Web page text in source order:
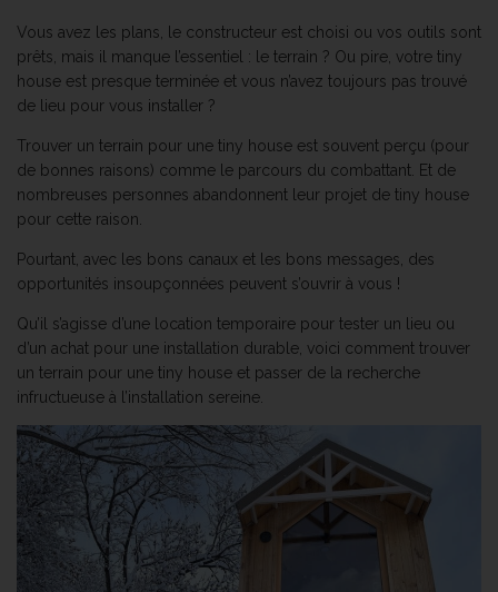
Vous avez les plans, le constructeur est choisi ou vos outils sont
prêts, mais il manque l’essentiel : le terrain ? Ou pire, votre tiny
house est presque terminée et vous n’avez toujours pas trouvé
de lieu pour vous installer ?
Trouver un terrain pour une tiny house est souvent perçu (pour
de bonnes raisons) comme le parcours du combattant. Et de
nombreuses personnes abandonnent leur projet de tiny house
pour cette raison.
Pourtant, avec les bons canaux et les bons messages, des
opportunités insoupçonnées peuvent s’ouvrir à vous !
Qu’il s’agisse d’une location temporaire pour tester un lieu ou
d’un achat pour une installation durable, voici comment trouver
un terrain pour une tiny house et passer de la recherche
infructueuse à l’installation sereine.